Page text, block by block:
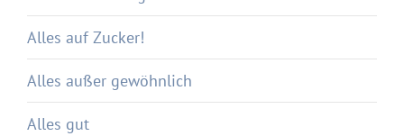
Alles auf Zucker!
Alles außer gewöhnlich
Alles gut